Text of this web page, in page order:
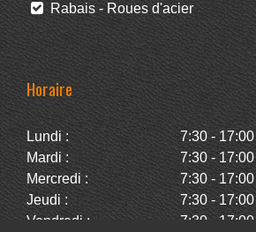
Rabais - Roues d'acier
Horaire
Lundi :
7:30 - 17:00
Mardi :
7:30 - 17:00
Mercredi :
7:30 - 17:00
Jeudi :
7:30 - 17:00
Vendredi :
7:30 - 17:00